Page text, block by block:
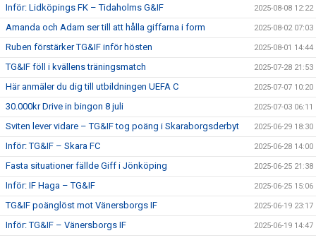
Inför: Lidköpings FK – Tidaholms G&IF 2025-08-08 12:22
Amanda och Adam ser till att hålla giffarna i form 2025-08-02 07:03
Ruben förstärker TG&IF inför hösten 2025-08-01 14:44
TG&IF föll i kvällens träningsmatch 2025-07-28 21:53
Här anmäler du dig till utbildningen UEFA C 2025-07-07 10:20
30.000kr Drive in bingon 8 juli 2025-07-03 06:11
Sviten lever vidare – TG&IF tog poäng i Skaraborgsderbyt 2025-06-29 18:30
Inför: TG&IF – Skara FC 2025-06-28 14:00
Fasta situationer fällde Giff i Jönköping 2025-06-25 21:38
Inför: IF Haga – TG&IF 2025-06-25 15:06
TG&IF poänglöst mot Vänersborgs IF 2025-06-19 23:17
Inför: TG&IF – Vänersborgs IF 2025-06-19 14:47